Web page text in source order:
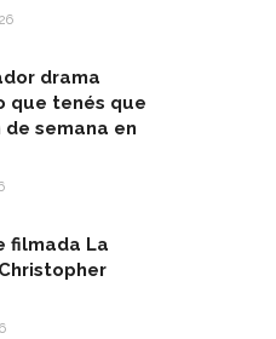
drama
que tenés que
semana en
filmada La